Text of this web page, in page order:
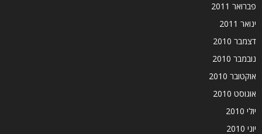
פברואר 2011
ינואר 2011
דצמבר 2010
נובמבר 2010
אוקטובר 2010
אוגוסט 2010
יולי 2010
יוני 2010